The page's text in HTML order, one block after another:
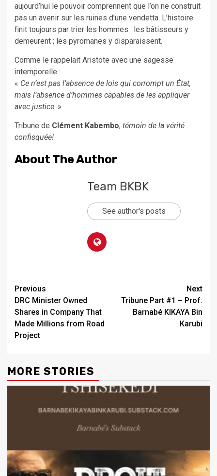
aujourd’hui le pouvoir comprennent que l’on ne construit
pas un avenir sur les ruines d’une vendetta. L’histoire
finit toujours par trier les hommes : les bâtisseurs y
demeurent ; les pyromanes y disparaissent.
Comme le rappelait Aristote avec une sagesse
intemporelle :
« Ce n’est pas l’absence de lois qui corrompt un État,
mais l’absence d’hommes capables de les appliquer
avec justice. »
Tribune de Clément Kabembo, témoin de la vérité
confisquée!
About The Author
Team BKBK
See author's posts
Previous
DRC Minister Owned
Shares in Company That
Made Millions from Road
Project
Next
Tribune Part #1 – Prof.
Barnabé KIKAYA Bin
Karubi
MORE STORIES